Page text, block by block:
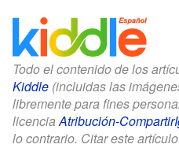
Todo el contenido de los
Kiddle (incluidas las
libremente para fines
licenciaAtribución-
lo contrario. Citar este